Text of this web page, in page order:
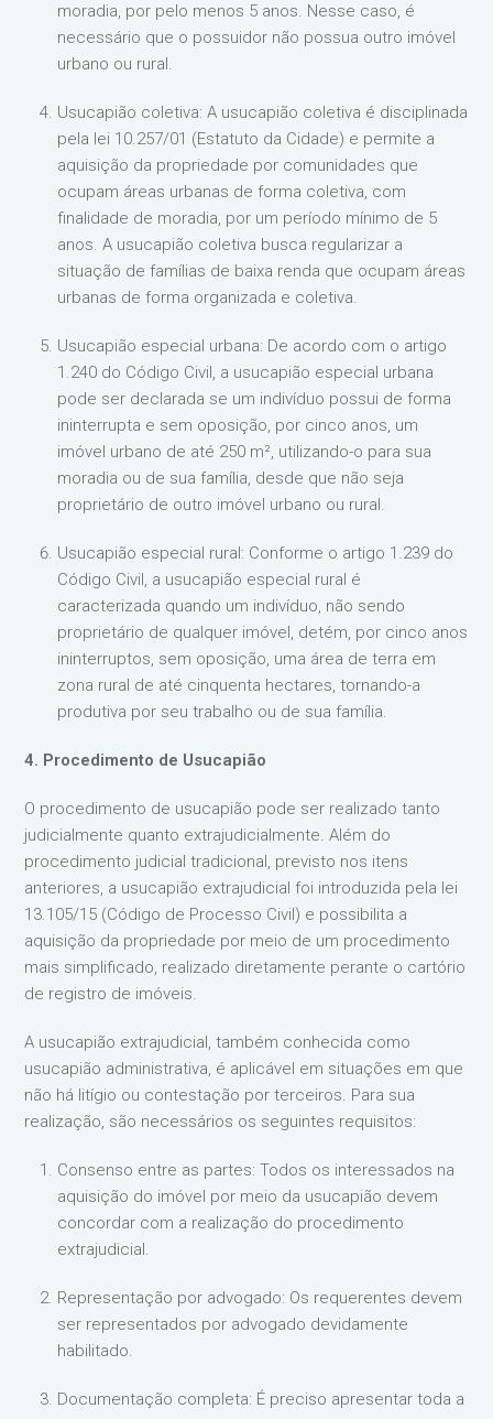
moradia, por pelo menos 5 anos. Nesse caso, é
necessário que o possuidor não possua outro imóvel
urbano ou rural.
Usucapião coletiva: A usucapião coletiva é disciplinada
pela lei 10.257/01 (Estatuto da Cidade) e permite a
aquisição da propriedade por comunidades que
ocupam áreas urbanas de forma coletiva, com
finalidade de moradia, por um período mínimo de 5
anos. A usucapião coletiva busca regularizar a
situação de famílias de baixa renda que ocupam áreas
urbanas de forma organizada e coletiva.
Usucapião especial urbana: De acordo com o artigo
1.240 do Código Civil, a usucapião especial urbana
pode ser declarada se um indivíduo possui de forma
ininterrupta e sem oposição, por cinco anos, um
imóvel urbano de até 250 m², utilizando-o para sua
moradia ou de sua família, desde que não seja
proprietário de outro imóvel urbano ou rural.
Usucapião especial rural: Conforme o artigo 1.239 do
Código Civil, a usucapião especial rural é
caracterizada quando um indivíduo, não sendo
proprietário de qualquer imóvel, detém, por cinco anos
ininterruptos, sem oposição, uma área de terra em
zona rural de até cinquenta hectares, tornando-a
produtiva por seu trabalho ou de sua família.
4. Procedimento de Usucapião
O procedimento de usucapião pode ser realizado tanto
judicialmente quanto extrajudicialmente. Além do
procedimento judicial tradicional, previsto nos itens
anteriores, a usucapião extrajudicial foi introduzida pela lei
13.105/15 (Código de Processo Civil) e possibilita a
aquisição da propriedade por meio de um procedimento
mais simplificado, realizado diretamente perante o cartório
de registro de imóveis.
A usucapião extrajudicial, também conhecida como
usucapião administrativa, é aplicável em situações em que
não há litígio ou contestação por terceiros. Para sua
realização, são necessários os seguintes requisitos:
Consenso entre as partes: Todos os interessados na
aquisição do imóvel por meio da usucapião devem
concordar com a realização do procedimento
extrajudicial.
Representação por advogado: Os requerentes devem
ser representados por advogado devidamente
habilitado.
Documentação completa: É preciso apresentar toda a